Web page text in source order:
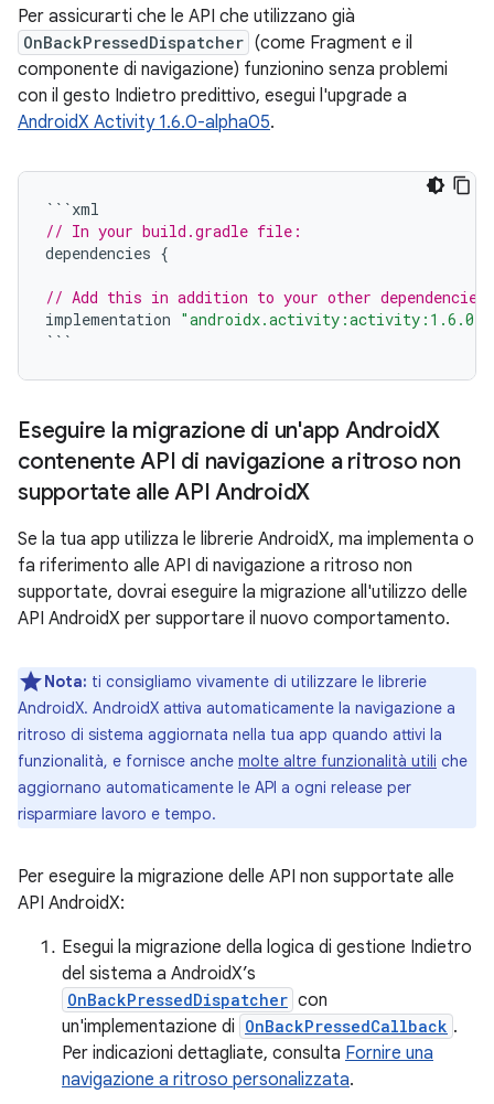
Per assicurarti che le API che utilizzano già
OnBackPressedDispatcher (come Fragment e il
componente di navigazione) funzionino senza problemi
con il gesto Indietro predittivo, esegui l'upgrade a
AndroidX Activity 1.6.0-alpha05.
```xml
// In your build.gradle file:
dependencies {
// Add this in addition to your other dependencies
implementation "androidx.activity:activity:1.6.0-
```
Eseguire la migrazione di un'app AndroidX
contenente API di navigazione a ritroso non
supportate alle API AndroidX
Se la tua app utilizza le librerie AndroidX, ma implementa o
fa riferimento alle API di navigazione a ritroso non
supportate, dovrai eseguire la migrazione all'utilizzo delle
API AndroidX per supportare il nuovo comportamento.
Nota: ti consigliamo vivamente di utilizzare le librerie
AndroidX. AndroidX attiva automaticamente la navigazione a
ritroso di sistema aggiornata nella tua app quando attivi la
funzionalità, e fornisce anche molte altre funzionalità utili che
aggiornano automaticamente le API a ogni release per
risparmiare lavoro e tempo.
Per eseguire la migrazione delle API non supportate alle
API AndroidX:
Esegui la migrazione della logica di gestione Indietro
del sistema a AndroidX’s
OnBackPressedDispatcher con
un'implementazione di OnBackPressedCallback .
Per indicazioni dettagliate, consulta Fornire una
navigazione a ritroso personalizzata.